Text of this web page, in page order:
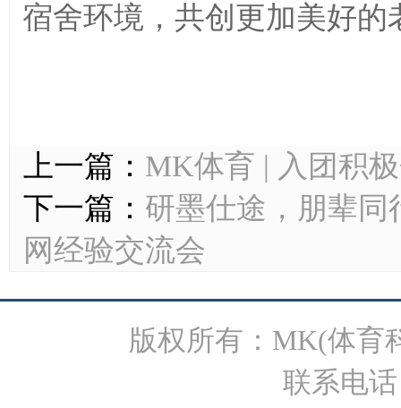
宿舍环境，共创更加美好的
上一篇： MK体育 | 入团积
下一篇： 研墨仕途，朋辈
网经验交流会
版权所有：MK(体育
联系电话